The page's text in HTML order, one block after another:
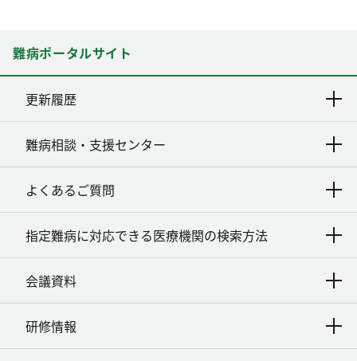
難病ポータルサイト
更新履歴
難病相談・支援センター
よくあるご質問
指定難病に対応できる医療機関の検索方法
会議資料
研修情報